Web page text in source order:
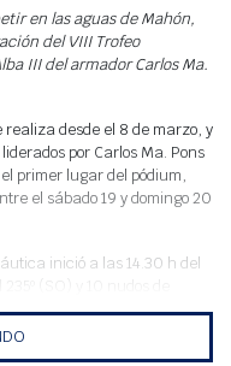
en las aguas de Mahón,
del VIII Trofeo
III del armador Carlos Ma.
desde el 8 de marzo, y
por Carlos Ma. Pons
primer lugar del pódium,
el sábado 19 y domingo 20
inició a las 14.30 h del
estables, el comité de
de un total de 4
para la navegación,